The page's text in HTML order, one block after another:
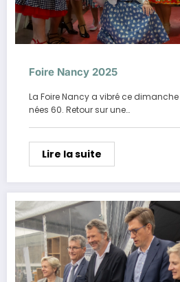
Foire Nancy 2025
La Foire Nancy a vibré ce
nées 60. Retour sur une…
Lire la suite